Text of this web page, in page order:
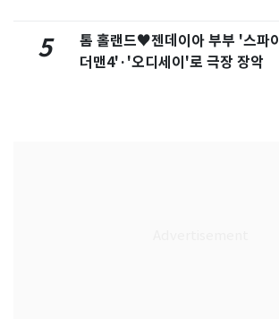
5
톰 홀랜드♥젠데이아 부부 '스파이
더맨4'·'오디세이'로 극장 장악